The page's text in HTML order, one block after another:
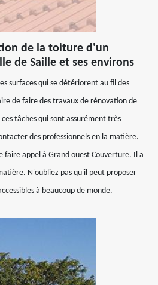
de la toiture d'un
de Saille et ses environs
surfaces qui se détériorent au fil des
de faire des travaux de rénovation de
tâches qui sont assurément très
des professionnels en la matière.
faire appel à Grand ouest Couverture. Il a
N'oubliez pas qu'il peut proposer
à beaucoup de monde.